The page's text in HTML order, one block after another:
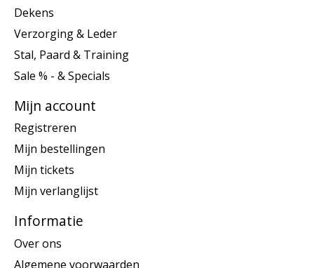
Dekens
Verzorging & Leder
Stal, Paard & Training
Sale % - & Specials
Mijn account
Registreren
Mijn bestellingen
Mijn tickets
Mijn verlanglijst
Informatie
Over ons
Algemene voorwaarden